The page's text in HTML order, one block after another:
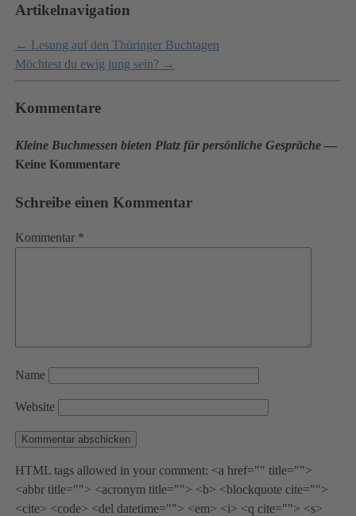
Artikelnavigation
← Lesung auf den Thüringer Buchtagen
Möchtest du ewig jung sein? →
Kommentare
Kleine Buchmessen bieten Platz für persönliche Gespräche—
Keine Kommentare
Schreibe einen Kommentar
Kommentar *
Name
Website
HTML tags allowed in your comment: <a href="" title="">
<abbr title=""> <acronym title=""> <b> <blockquote cite="">
<cite> <code> <del datetime=""> <em> <i> <q cite=""> <s>